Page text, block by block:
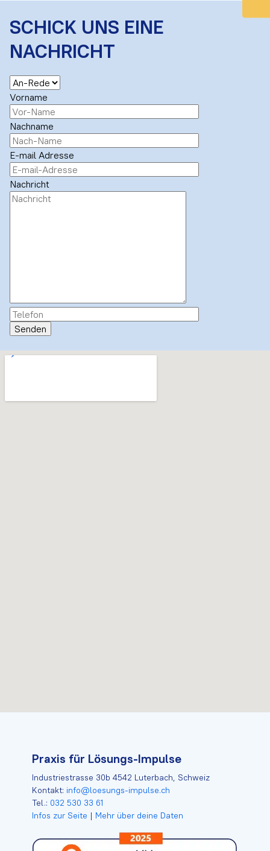
SCHICK UNS EINE
NACHRICHT
Vorname
Nachname
E-mail Adresse
Nachricht
Praxis für Lösungs-Impulse
Industriestrasse 30b 4542 Luterbach, Schweiz
Kontakt: info@loesungs-impulse.ch
Tel.: 032 530 33 61
Infos zur Seite | Mehr über deine Daten